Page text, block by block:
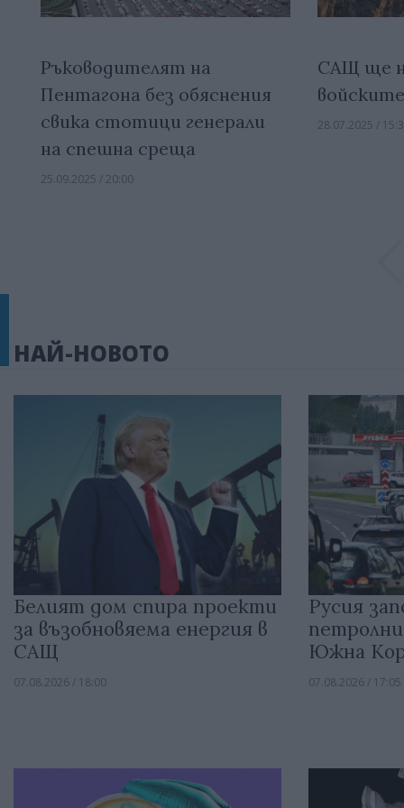
Ръководителят на
Пентагона без обяснения
свика стотици генерали
на спешна среща
25.09.2025 / 20:00
САЩ ще
28.07.2025 /
НАЙ-НОВОТО
Белият дом спира проекти
за възобновяема енергия в
САЩ
07.08.2026 / 18:00
Русия
Южна
07.08.2026 / 17:05